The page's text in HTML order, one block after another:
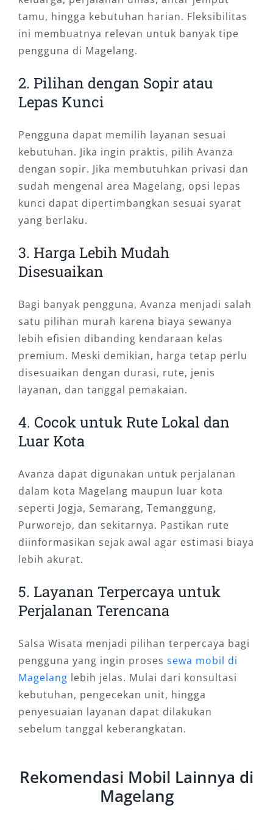
tamu, hingga kebutuhan harian. Fleksibilitas
ini membuatnya relevan untuk banyak tipe
pengguna di Magelang.
2. Pilihan dengan Sopir atau
Lepas Kunci
Pengguna dapat memilih layanan sesuai
kebutuhan. Jika ingin praktis, pilih Avanza
dengan sopir. Jika membutuhkan privasi dan
sudah mengenal area Magelang, opsi lepas
kunci dapat dipertimbangkan sesuai syarat
yang berlaku.
3. Harga Lebih Mudah
Disesuaikan
Bagi banyak pengguna, Avanza menjadi salah
satu pilihan murah karena biaya sewanya
lebih efisien dibanding kendaraan kelas
premium. Meski demikian, harga tetap perlu
disesuaikan dengan durasi, rute, jenis
layanan, dan tanggal pemakaian.
4. Cocok untuk Rute Lokal dan
Luar Kota
Avanza dapat digunakan untuk perjalanan
dalam kota Magelang maupun luar kota
seperti Jogja, Semarang, Temanggung,
Purworejo, dan sekitarnya. Pastikan rute
diinformasikan sejak awal agar estimasi biaya
lebih akurat.
5. Layanan Terpercaya untuk
Perjalanan Terencana
Salsa Wisata menjadi pilihan terpercaya bagi
pengguna yang ingin proses sewa mobil di
Magelang lebih jelas. Mulai dari konsultasi
kebutuhan, pengecekan unit, hingga
penyesuaian layanan dapat dilakukan
sebelum tanggal keberangkatan.
Rekomendasi Mobil Lainnya di
Magelang